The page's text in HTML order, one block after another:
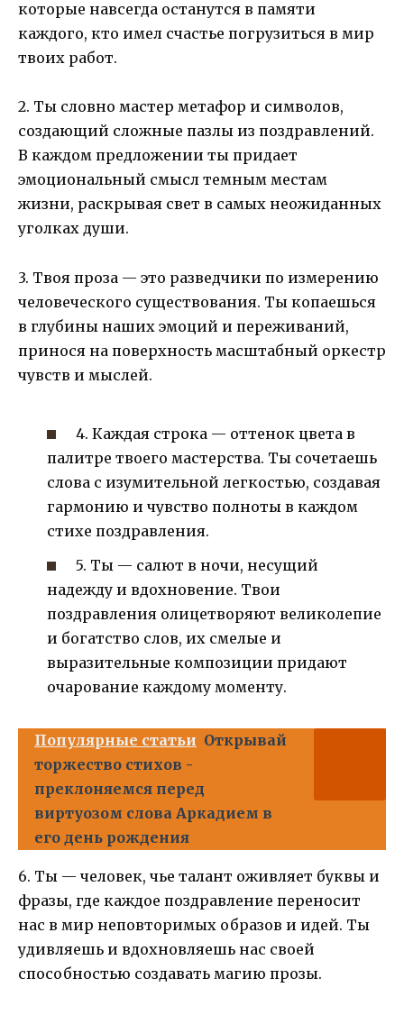
которые навсегда останутся в памяти
каждого, кто имел счастье погрузиться в мир
твоих работ.
2. Ты словно мастер метафор и символов,
создающий сложные пазлы из поздравлений.
В каждом предложении ты придает
эмоциональный смысл темным местам
жизни, раскрывая свет в самых неожиданных
уголках души.
3. Твоя проза — это разведчики по измерению
человеческого существования. Ты копаешься
в глубины наших эмоций и переживаний,
принося на поверхность масштабный оркестр
чувств и мыслей.
4. Каждая строка — оттенок цвета в
палитре твоего мастерства. Ты сочетаешь
слова с изумительной легкостью, создавая
гармонию и чувство полноты в каждом
стихе поздравления.
5. Ты — салют в ночи, несущий
надежду и вдохновение. Твои
поздравления олицетворяют великолепие
и богатство слов, их смелые и
выразительные композиции придают
очарование каждому моменту.
Популярные статьи Открывай
торжество стихов -
преклоняемся перед
виртуозом слова Аркадием в
его день рождения
6. Ты — человек, чье талант оживляет буквы и
фразы, где каждое поздравление переносит
нас в мир неповторимых образов и идей. Ты
удивляешь и вдохновляешь нас своей
способностью создавать магию прозы.